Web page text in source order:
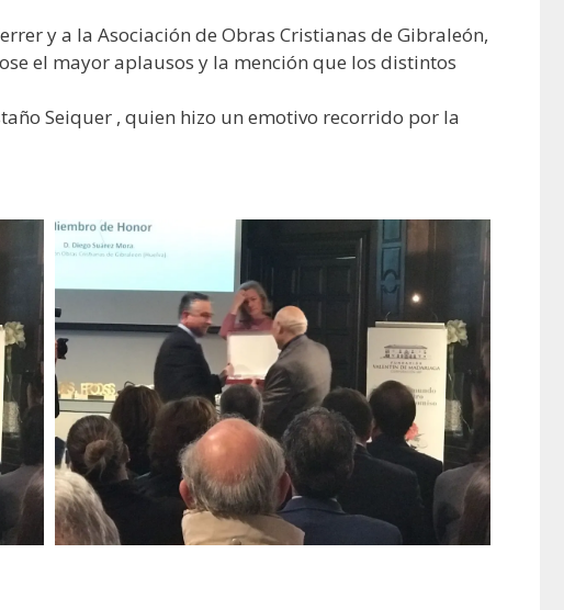
y a la Asociación de Obras Cristianas de Gibraleón,
el mayor aplausos y la mención que los distintos
Seiquer , quien hizo un emotivo recorrido por la